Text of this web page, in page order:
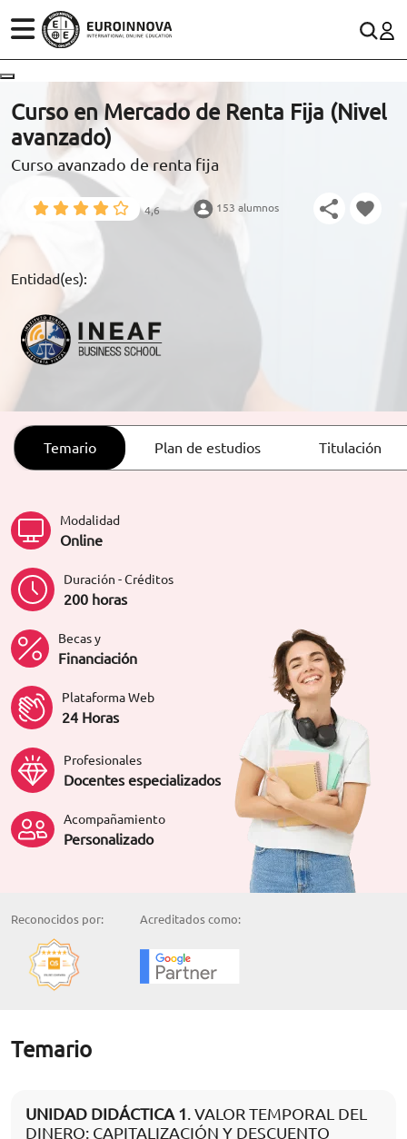
ÁREAS
ESTUDIOS
CONOCE EUROINNOVA
BECAS Y FINANCIACIÓN
RECURSOS EDUCATIVOS
ARTÍCULOS
(+34)958 050 200
900 831 200
formacion@euroinnova.com
TRABAJA CON NOSOTROS
Curso en Mercado de Renta Fija (Nivel
avanzado)
Curso avanzado de renta fija
4,6 153 alumnos
Entidad(es):
Temario Plan de estudios Titulación
Modalidad
Online
Duración - Créditos
200 horas
Becas y
Financiación
Plataforma Web
24 Horas
Profesionales
Docentes especializados
Acompañamiento
Personalizado
Reconocidos por: Acreditados como:
Temario
UNIDAD DIDÁCTICA 1. VALOR TEMPORAL DEL
DINERO: CAPITALIZACIÓN Y DESCUENTO